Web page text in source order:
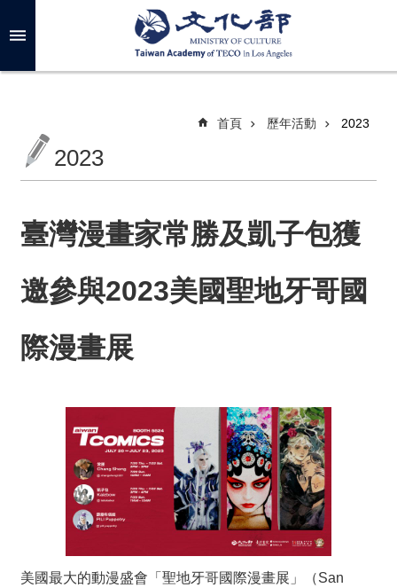
關
我
們
最
新
息
首頁 歷年活動 2023
2023
臺灣漫畫家常勝及凱子包獲
邀參與2023美國聖地牙哥國
際漫畫展
美國最大的動漫盛會「聖地牙哥國際漫畫展」（San